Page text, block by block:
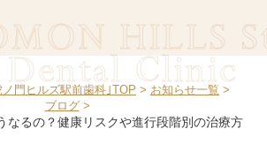
HILLS
Clinic
門ヒルズ駅前歯科｣TOP
お知らせ一覧
ブログ
なるの？健康リスクや進行段階別の治療方